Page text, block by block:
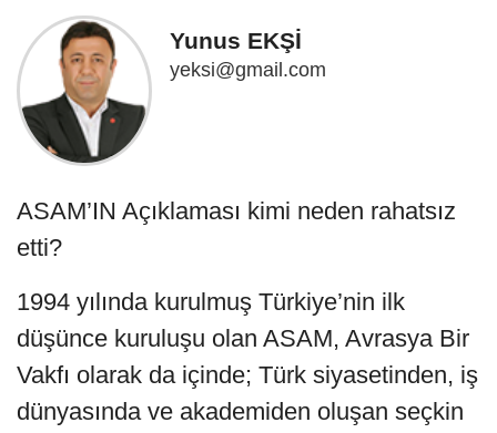
Yunus EKŞİ
yeksi@gmail.com
ASAM’IN Açıklaması kimi neden rahatsız
etti?
1994 yılında kurulmuş Türkiye’nin ilk
düşünce kuruluşu olan ASAM, Avrasya Bir
Vakfı olarak da içinde; Türk siyasetinden, iş
dünyasında ve akademiden oluşan seçkin